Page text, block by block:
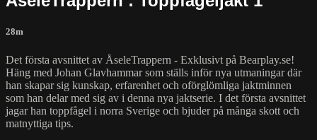
28m
Det första avsnittet av ÅseleTrappern - Exklusivt på Bearplay.se!
Häng med Johan Glavhammar som ställs inför nya utmaningar där
han skapar sig kunskap, erfarenhet och oförglömliga jaktminnen
som han delar med sig av i denna nya jaktserie. I det första avsnittet
jagar han toppfågel i norra Sverige och bjuder på många skott och
matnyttiga tips.